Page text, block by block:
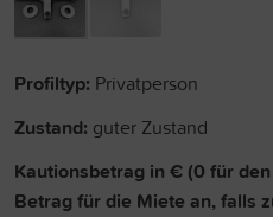
Profiltyp: Privatperson
Zustand: guter Zustand
Kautionsbetrag in € (0 für
Betrag für die Miete an, falls